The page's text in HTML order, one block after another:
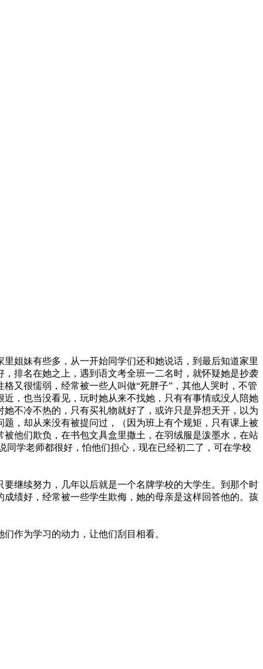
姐妹有些多，从一开始同学们还和她说话，到最后知道家里
排名在她之上，遇到语文考全班一二名时，就怀疑她是抄袭
又很懦弱，经常被一些人叫做“死胖子”，其他人哭时，不管
，也当没看见，玩时她从来不找她，只有有事情或没人陪她
不冷不热的，只有买礼物就好了，或许只是异想天开，以为
，却从来没有被提问过，（因为班上有个规矩，只有课上被
他们欺负，在书包文具盒里撒土，在羽绒服是泼墨水，在站
学老师都很好，怕他们担心，现在已经初二了，可在学校
继续努力，几年以后就是一个名牌学校的大学生。到那个时
绩好，经常被一些学生欺侮，她的母亲是这样回答他的。孩
作为学习的动力，让他们刮目相看。